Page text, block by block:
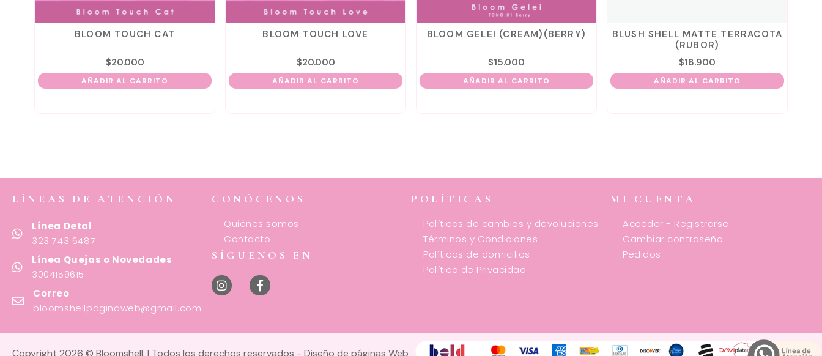
BLOOM TOUCH CAT
$20.000
AÑADIR AL CARRITO
BLOOM TOUCH LOVE
$20.000
AÑADIR AL CARRITO
BLOOM GELEI (CREAM)(BERRY)
$15.000
AÑADIR AL CARRITO
BLUSH SHELL MATTE TERRACOTA
(RUBOR)
$18.900
AÑADIR AL CARRITO
LÍNEAS DE ATENCIÓN
Línea Detal
323 743 6487
Línea Quejas o Novedades
3004159615
Correo
bloomshellpaginaweb@gmail.com
CONÓCENOS
Quiénes somos
Contacto
SÍGUENOS EN
POLÍTICAS
Políticas de cambios y devoluciones
Términos y Condiciones
Políticas de domicilios
Política de Privacidad
MI CUENTA
Acceder - Registrarse
Cambiar contraseña
Pedidos
Copyright 2026 © Bloomshell. | Todos los derechos reservados - Diseño de páginas Web